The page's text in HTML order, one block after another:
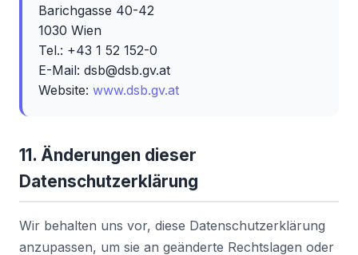
Barichgasse 40-42
1030 Wien
Tel.: +43 1 52 152-0
E-Mail: dsb@dsb.gv.at
Website: www.dsb.gv.at
11. Änderungen dieser
Datenschutzerklärung
Wir behalten uns vor, diese Datenschutzerklärung
anzupassen, um sie an geänderte Rechtslagen oder